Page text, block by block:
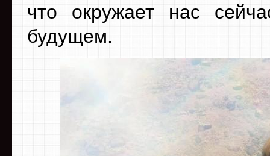
что окружает нас
будущем.